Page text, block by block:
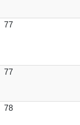
77
77
78